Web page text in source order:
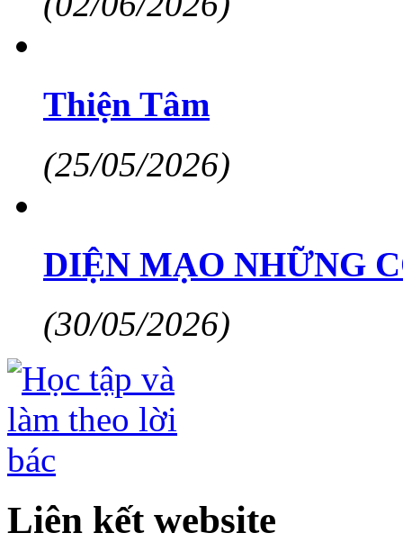
Thiện Tâm
(25/05/2026)
DIỆN MẠO NHỮNG
(30/05/2026)
Liên kết website